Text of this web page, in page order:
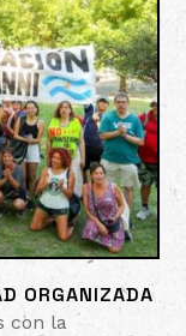
ORGANIZADA
con la